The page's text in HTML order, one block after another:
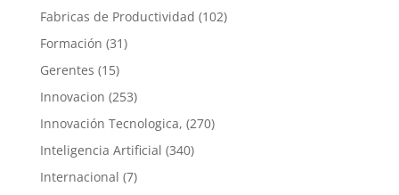
Fabricas de Productividad (102)
Formación (31)
Gerentes (15)
Innovacion (253)
Innovación Tecnologica, (270)
Inteligencia Artificial (340)
Internacional (7)